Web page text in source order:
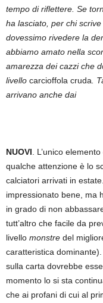
tempo di riflettere. Se
ha lasciato, per chi
dovessimo rivedere la
abbiamo amato nella
amarezza dei cazzi che
livello carcioffola cruda .
arrivano anche dai
NUOVI . L’unico
qualche attenzione è lo
calciatori arrivati in
impressionato bene, ma
in grado di non
tutt’altro che facile da
livello monstre del
caratteristica
sulla carta dovrebbe
momento lo si sta
che ai profani di cui al